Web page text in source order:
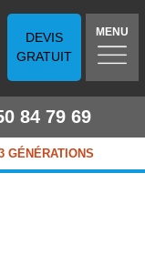
DEVIS
GRATUIT
MENU
84 79 69
GÉNÉRATIONS